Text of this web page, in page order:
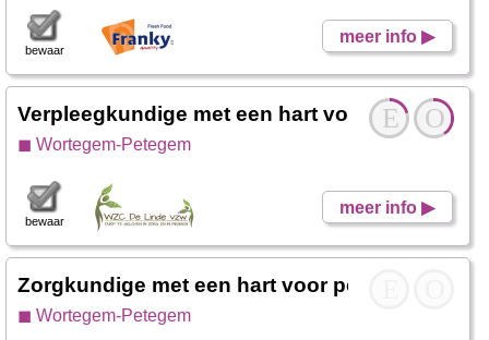
meer info ▶
bewaar
O
E
Verpleegkundige met een hart voor ouderen
◼ Wortegem-Petegem
meer info ▶
bewaar
Zorgkundige met een hart voor personen met
◼ Wortegem-Petegem